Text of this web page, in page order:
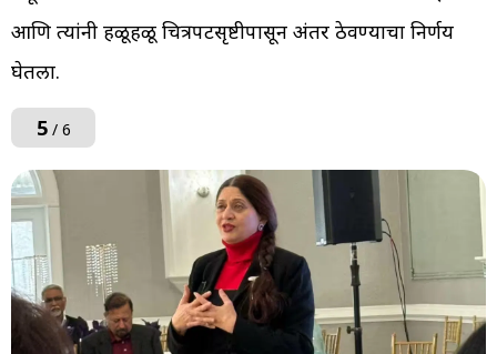
आणि त्यांनी हळूहळू चित्रपटसृष्टीपासून अंतर ठेवण्याचा निर्णय
घेतला.
5/ 6